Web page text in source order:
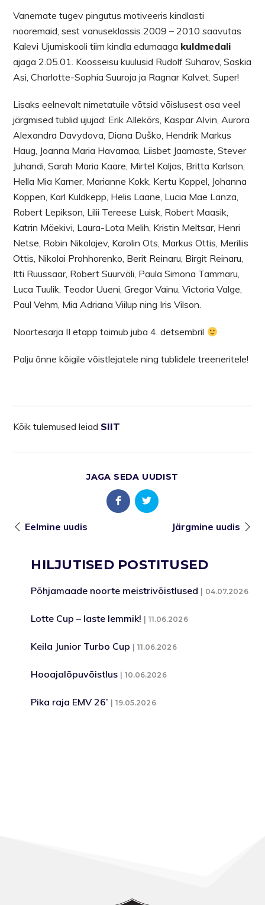
Vanemate tugev pingutus motiveeris kindlasti
nooremaid, sest vanuseklassis 2009 – 2010 saavutas
Kalevi Ujumiskooli tiim kindla edumaaga kuldmedali
ajaga 2.05.01. Koosseisu kuulusid Rudolf Suharov, Saskia
Asi, Charlotte-Sophia Suuroja ja Ragnar Kalvet. Super!
Lisaks eelnevalt nimetatuile võtsid võislusest osa veel
järgmised tublid ujujad: Erik Allekõrs, Kaspar Alvin, Aurora
Alexandra Davydova, Diana Duško, Hendrik Markus
Haug, Joanna Maria Havamaa, Liisbet Jaamaste, Stever
Juhandi, Sarah Maria Kaare, Mirtel Kaljas, Britta Karlson,
Hella Mia Karner, Marianne Kokk, Kertu Koppel, Johanna
Koppen, Karl Kuldkepp, Helis Laane, Lucia Mae Lanza,
Robert Lepikson, Lilii Tereese Luisk, Robert Maasik,
Katrin Mäekivi, Laura-Lota Melih, Kristin Meltsar, Henri
Netse, Robin Nikolajev, Karolin Ots, Markus Ottis, Meriliis
Ottis, Nikolai Prohhorenko, Berit Reinaru, Birgit Reinaru,
Itti Ruussaar, Robert Suurväli, Paula Simona Tammaru,
Luca Tuulik, Teodor Uueni, Gregor Vainu, Victoria Valge,
Paul Vehm, Mia Adriana Viilup ning Iris Vilson.
Noortesarja II etapp toimub juba 4. detsembril
Palju õnne kõigile võistlejatele ning tublidele treeneritele!
Kõik tulemused leiad SIIT
JAGA SEDA UUDIST
Eelmine uudis Järgmine uudis
HILJUTISED POSTITUSED
Põhjamaade noorte meistrivõistlused 04.07.2026
Lotte Cup – laste lemmik! 11.06.2026
Keila Junior Turbo Cup 11.06.2026
Hooajalõpuvõistlus 10.06.2026
Pika raja EMV 26’ 19.05.2026